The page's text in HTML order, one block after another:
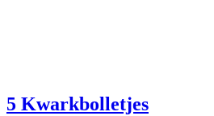
5 Kwarkbolletjes